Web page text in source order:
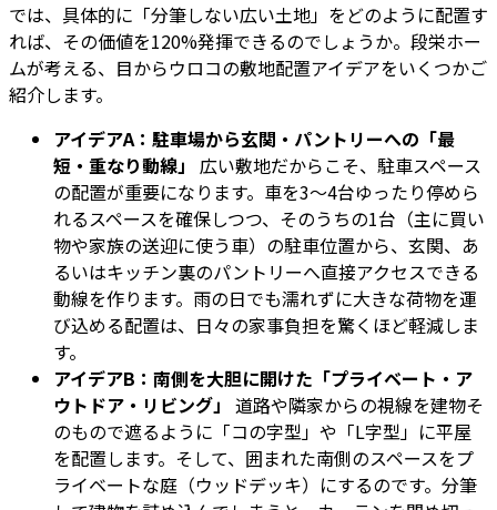
では、具体的に「分筆しない広い土地」をどのように配置す
れば、その価値を120%発揮できるのでしょうか。段栄ホー
ムが考える、目からウロコの敷地配置アイデアをいくつかご
紹介します。
アイデアA：駐車場から玄関・パントリーへの「最
短・重なり動線」 広い敷地だからこそ、駐車スペース
の配置が重要になります。車を3〜4台ゆったり停めら
れるスペースを確保しつつ、そのうちの1台（主に買い
物や家族の送迎に使う車）の駐車位置から、玄関、あ
るいはキッチン裏のパントリーへ直接アクセスできる
動線を作ります。雨の日でも濡れずに大きな荷物を運
び込める配置は、日々の家事負担を驚くほど軽減しま
す。
アイデアB：南側を大胆に開けた「プライベート・ア
ウトドア・リビング」 道路や隣家からの視線を建物そ
のもので遮るように「コの字型」や「L字型」に平屋
を配置します。そして、囲まれた南側のスペースをプ
ライベートな庭（ウッドデッキ）にするのです。分筆